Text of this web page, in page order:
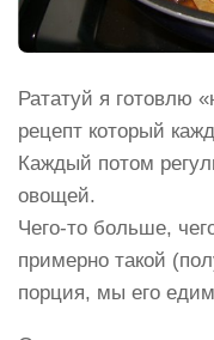
Рататуй я готовлю
рецепт который
Каждый потом
овощей.
Чего-то больше,
примерно такой
порция, мы его